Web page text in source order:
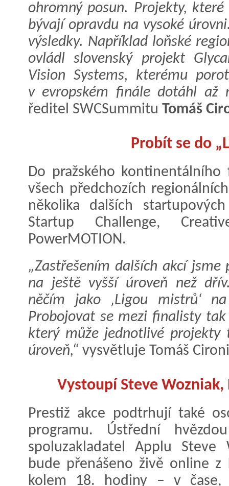
ohromný posun. Projekty,
bývají opravdu na vysoké
výsledky. Například loňské
ovládl slovenský projekt
Vision Systems, kterému
v evropském finále dotáhl až
ředitel SWCSummitu Tomáš
Probít se do
Do pražského
všech předchozích
několika dalších
Startup Challenge,
PowerMOTION.
„Zastřešením dalších akcí
na ještě vyšší úroveň než
něčím jako ‚Ligou mistrů‘
Probojovat se mezi finalisty
který může jednotlivé projekty
úroveň,“ vysvětluje Tomáš
Vystoupí Steve
Prestiž akce podtrhují také
programu. Ústřední
spoluzakladatel Applu Steve
bude přenášeno živě online
kolem 18. hodiny – v